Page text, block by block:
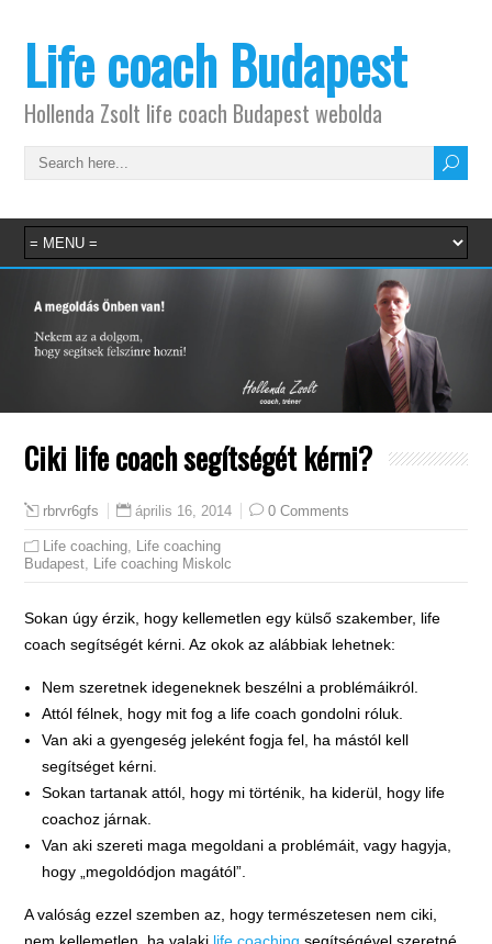
Life coach Budapest
Hollenda Zsolt life coach Budapest webolda
Ciki life coach segítségét kérni?
rbrvr6gfs április 16, 2014 0 Comments
Life coaching Life coaching
Budapest Life coaching Miskolc
Sokan úgy érzik, hogy kellemetlen egy külső szakember, life
coach segítségét kérni. Az okok az alábbiak lehetnek:
Nem szeretnek idegeneknek beszélni a problémáikról.
Attól félnek, hogy mit fog a life coach gondolni róluk.
Van aki a gyengeség jeleként fogja fel, ha mástól kell
segítséget kérni.
Sokan tartanak attól, hogy mi történik, ha kiderül, hogy life
coachoz járnak.
Van aki szereti maga megoldani a problémáit, vagy hagyja,
hogy „megoldódjon magától”.
A valóság ezzel szemben az, hogy természetesen nem ciki,
nem kellemetlen, ha valaki life coaching segítségével szeretné